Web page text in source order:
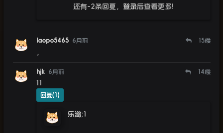
还有-2条回复， 登录后查看更多!
laopo5465 6月前 15楼
，
hjk 6月前 14楼
11
回复(1)
乐潋:1